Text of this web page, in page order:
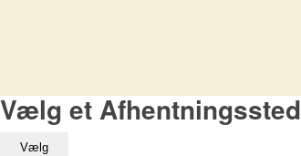
Vælg et Afhentningssted
Vælg